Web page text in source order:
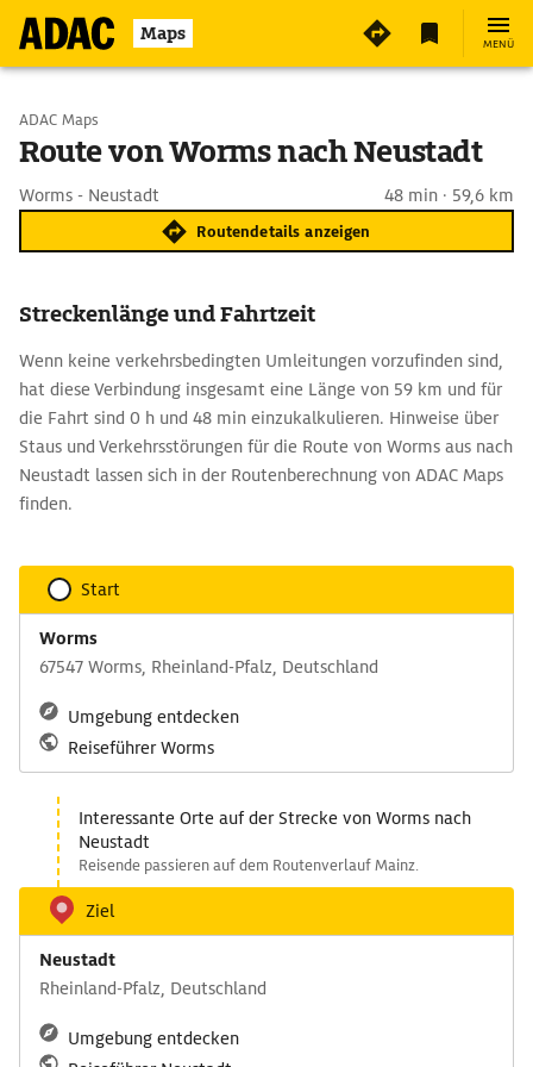
Maps MENÜ
Start wählen
ADAC Maps
Route von Worms nach Neustadt
Worms - Neustadt 48 min · 59,6 km
Routendetails anzeigen
Streckenlänge und Fahrtzeit
Wenn keine verkehrsbedingten Umleitungen vorzufinden sind,
hat diese Verbindung insgesamt eine Länge von 59 km und für
die Fahrt sind 0 h und 48 min einzukalkulieren. Hinweise über
Staus und Verkehrsstörungen für die Route von Worms aus nach
Neustadt lassen sich in der Routenberechnung von ADAC Maps
finden.
Start
Worms
67547 Worms, Rheinland-Pfalz, Deutschland
Umgebung entdecken
Reiseführer Worms
Interessante Orte auf der Strecke von Worms nach
Neustadt
Reisende passieren auf dem Routenverlauf Mainz.
Ziel
Neustadt
Rheinland-Pfalz, Deutschland
Umgebung entdecken